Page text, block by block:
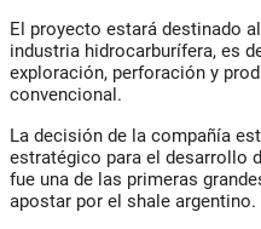
El proyecto estará destinado
industria hidrocarburífera, es
exploración, perforación y
convencional.
La decisión de la compañía
estratégico para el desarrollo
fue una de las primeras
apostar por el shale argentino.